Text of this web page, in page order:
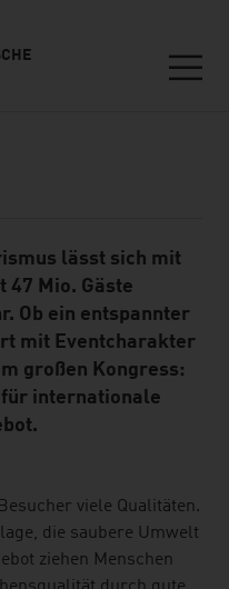
lässt sich mit
47 Mio. Gäste
Ob ein entspannter
mit Eventcharakter
großen Kongress:
internationale
viele Qualitäten.
die saubere Umwelt
ziehen Menschen